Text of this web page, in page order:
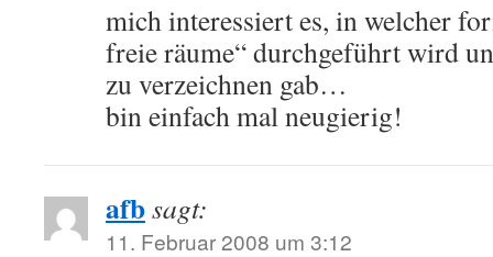
mich interessiert es, in welcher
freie räume“ durchgeführt wird
zu verzeichnen gab…
bin einfach mal neugierig!
afbsagt:
11. Februar 2008 um 3:12